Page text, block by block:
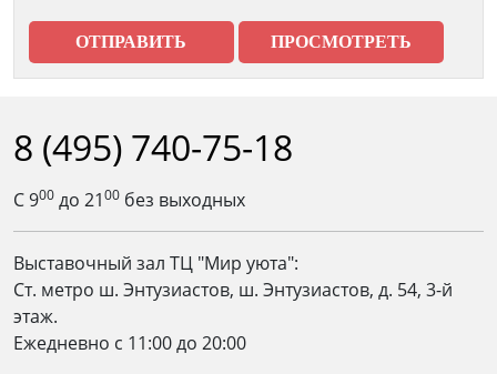
8 (495) 740-75-18
С 900 до 2100 без выходных
Выставочный зал ТЦ "Мир уюта":
Ст. метро ш. Энтузиастов, ш. Энтузиастов, д. 54, 3-й
этаж.
Ежедневно c 11:00 до 20:00